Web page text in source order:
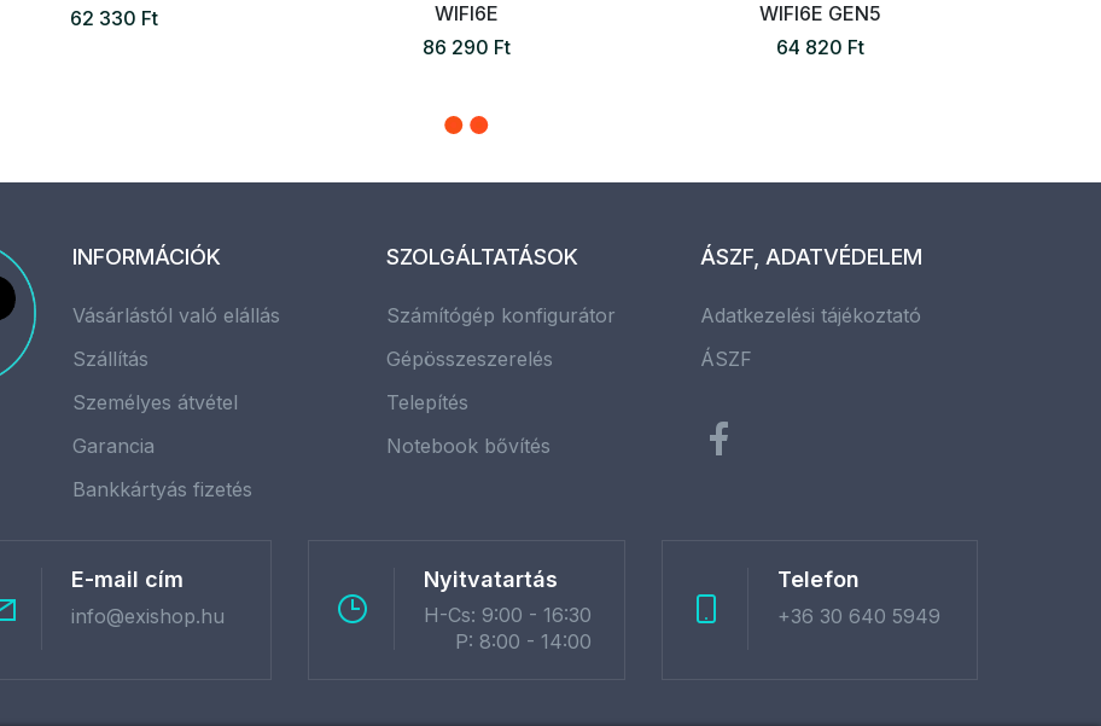
62 330 Ft
WIFI6E
86 290 Ft
WIFI6E GEN5
64 820 Ft
INFORMÁCIÓK
Vásárlástól való elállás
Szállítás
Személyes átvétel
Garancia
Bankkártyás fizetés
SZOLGÁLTATÁSOK
Számítógép konfigurátor
Gépösszeszerelés
Telepítés
Notebook bővítés
ÁSZF, ADATVÉDELEM
Adatkezelési tájékoztató
ÁSZF
E-mail cím
info@exishop.hu
Nyitvatartás
H-Cs: 9:00 - 16:30
P: 8:00 - 14:00
Telefon
+36 30 640 5949